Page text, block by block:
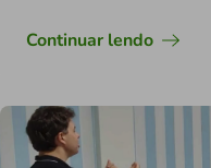
Continuar lendo